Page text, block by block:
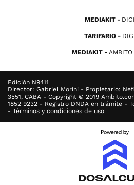
MEDIAKIT
TARIFARIO
MEDIAKIT AMBITO
Edición N9411
Director: Gabriel Morini - Propietario:
3551, CABA - Copyright © 2019
1852 9232 - Registro DNDA en trámite -
- Términos y condiciones de uso